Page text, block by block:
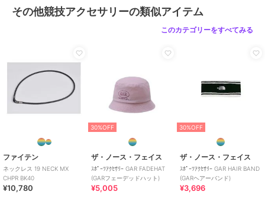
その他競技アクセサリーの類似アイテム
このカテゴリーをすべてみる
ファイテン
ネックレス 19 NECK MX
CHPR BK40
¥10,780
30%OFF
ザ・ノース・フェイス
ｽﾎﾟｰﾂｱｸｾｻﾘｰ GAR FADEHAT
(GARフェーデッドハット)
¥5,005
30%OFF
ザ・ノース・フェイス
ｽﾎﾟｰﾂｱｸｾｻﾘｰ GAR HAIR BAND
(GARヘアーバンド)
¥3,696